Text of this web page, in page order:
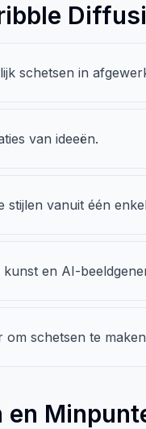
schetsen in
van ideeën.
stijlen vanuit één
en AI-
schetsen te